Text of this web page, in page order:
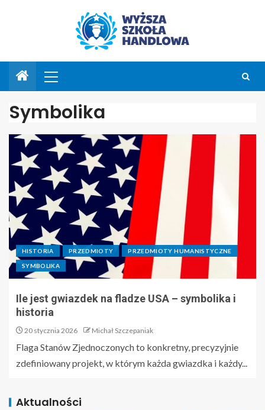
Symbolika
HISTORIA PRZEDMIOTY PRZEDMIOTY HUMANISTYCZNE
SYMBOLIKA
Ile jest gwiazdek na fladze USA – symbolika i
historia
20 stycznia 2026 Michał Szczepaniak
Flaga Stanów Zjednoczonych to konkretny, precyzyjnie
zdefiniowany projekt, w którym każda gwiazdka i każdy...
Aktualności